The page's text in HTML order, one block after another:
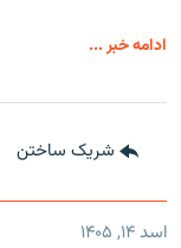
ادامه خبر ...
شریک ساختن
اسد ۱۴, ۱۴۰۵